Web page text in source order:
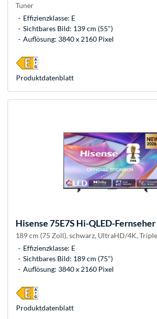
Tuner
Effizienzklasse: E
Sichtbares Bild: 139 cm (55")
Auflösung: 3840 x 2160 Pixel
Produkt­datenblatt
Hisense75E7S Hi-QLED-Fernseher
189 cm (75 Zoll), schwarz, UltraHD/4K,
Effizienzklasse: E
Sichtbares Bild: 189 cm (75")
Auflösung: 3840 x 2160 Pixel
Produkt­datenblatt